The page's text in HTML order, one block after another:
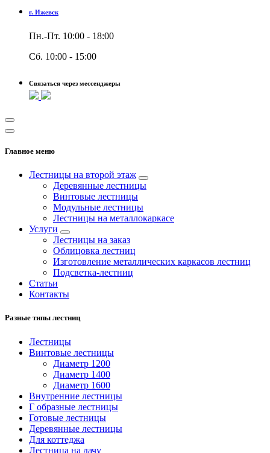
г. Ижевск
Пн.-Пт. 10:00 - 18:00
Сб. 10:00 - 15:00
Связаться через мессенджеры
Главное меню
Лестницы на второй этаж
Деревянные лестницы
Винтовые лестницы
Модульные лестницы
Лестницы на металлокаркасе
Услуги
Лестницы на заказ
Облицовка лестниц
Изготовление металлических каркасов лестниц
Подсветка-лестниц
Статьи
Контакты
Разные типы лестниц
Лестницы
Винтовые лестницы
Диаметр 1200
Диаметр 1400
Диаметр 1600
Внутренние лестницы
Г образные лестницы
Готовые лестницы
Деревянные лестницы
Для коттеджа
Лестница на дачу